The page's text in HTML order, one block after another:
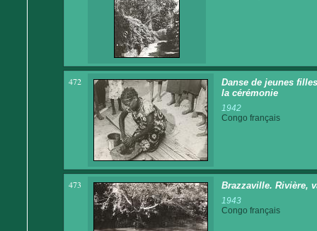
472
Danse de jeunes
la cérémonie
1942
Congo français
473 Brazzaville. Rivière,
1943
Congo français